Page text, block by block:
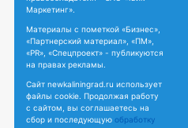
Маркетинг».
Материалы с пометкой «Бизнес»,
«Партнерский материал», «ПМ»,
«PR», «Спецпроект» - публикуются
на правах рекламы.
Сайт newkaliningrad.ru использует
файлы cookie. Продолжая работу
с сайтом, вы соглашаетесь на
сбор и последующую обработку